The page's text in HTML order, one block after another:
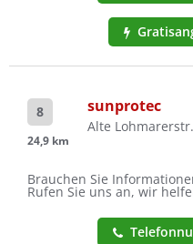
8
24,9 km
sunprotec
Alte
Brauchen Sie
Rufen Sie uns an, wir